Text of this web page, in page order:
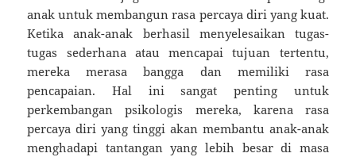
anak untuk membangun rasa percaya diri yang kuat.
Ketika anak-anak berhasil menyelesaikan tugas-
tugas sederhana atau mencapai tujuan tertentu,
mereka merasa bangga dan memiliki rasa
pencapaian. Hal ini sangat penting untuk
perkembangan psikologis mereka, karena rasa
percaya diri yang tinggi akan membantu anak-anak
menghadapi tantangan yang lebih besar di masa